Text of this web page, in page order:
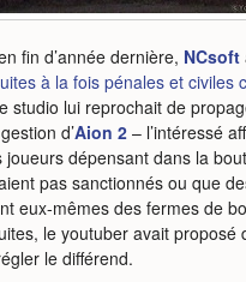
fin d’année dernière, NCsoft
à la fois pénales et civiles
studio lui reprochait de
d’Aion 2 – l’intéressé
joueurs dépensant dans la
pas sanctionnés ou que
eux-mêmes des fermes de
le youtuber avait proposé
le différend.